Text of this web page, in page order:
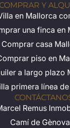
COMPRAR Y
en Mallorca
una finca en
Comprar casa
piso en
a largo plazo
primera línea
Remus
Camí de